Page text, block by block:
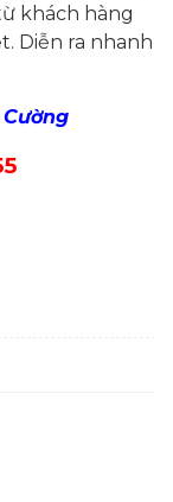
khách hàng
Diễn ra nhanh